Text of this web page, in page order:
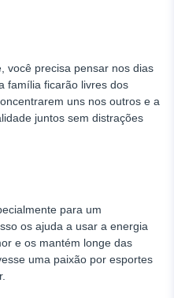
você precisa pensar nos dias
família ficarão livres dos
uns nos outros e a
juntos sem distrações
para um
os ajuda a usar a energia
e os mantém longe das
uma paixão por esportes